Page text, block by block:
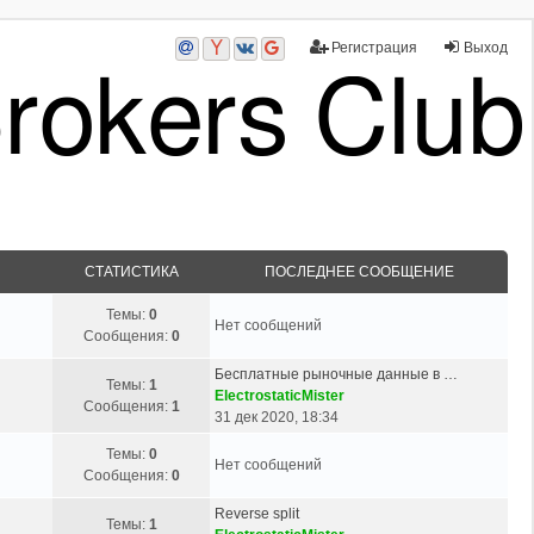
Выход
Регистрация
СТАТИСТИКА ПОСЛЕДНЕЕ СООБЩЕНИЕ
Темы: 0
Сообщения: 0
Нет сообщений
Темы: 1
Сообщения: 1
Бесплатные рыночные данные в …
ElectrostaticMister
31 дек 2020, 18:34
Темы: 0
Сообщения: 0
Нет сообщений
Темы: 1
Reverse split